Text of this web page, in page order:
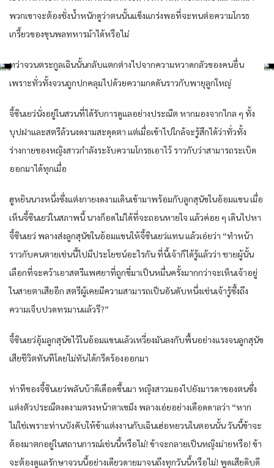
พวกเขาจะต้องชั่งน้ำหนักดูว่าตนนั้นแข็งแกร่งพอที่จะทนต่อความโกรธ
เกรี้ยวของขุนพลทหารม้าได้หรือไม่​
ทว่าจวนตระกูลเฉินนั้นกลับแตกต่างไปจากความหวาดกลัวของคนอื่น
เพราะทั่วทั้งจวนถูกปกคลุมไปด้วยความกดดันราวกับพายุลูกใหญ่
จี้ซินเยว่นั่งอยู่ในสวนที่ได้รับการดูแลอย่างประณีต หากมองจากไกล ๆ ทั้ง
บุปฝาและสตรีล้วนงดงามสะดุดตา แต่เมื่อเข้าไปใกล้จะรู้สึกได้ว่าทั่วทั้ง
ร่างกายของหญิงสาวกำลังระงับความโกรธเอาไว้ ราวกับว่าสามารถระเบิด
ออกมาได้ทุกเมื่อ
ฮูหยินนางหนึ่งซึ่งแต่งกายงดงามเดินเข้ามาพร้อมกับลูกสุนัขในอ้อมแขน เมื่อ
เห็นจี้ซินเยว่ในสภาพนี้ นางก็อดไม่ได้ที่จะถอนหายใจ แล้วค่อย ๆ เดินไปหา
จี้ซินเยว่ พลางส่งลูกสุนัขในอ้อมแขนให้จี้ซินเยว่แทน แล้วเอ่ยว่า “ทำหน้า
ราวกับคนตายเช่นนี้ไปมีประโยชน์อะไรกัน ที่นี้เจ้าก็ได้รู้แล้วว่า ชายผู้นั้น
เลือกที่จะคว้าเอาสตรีแพศยาที่ถูกขี่มาเป็นหมื่นครั้งมากกว่าจะเห็นเจ้าอยู่
ในสายตาเสียอีก สตรีผู้เคยมีความสามารถเป็นอันดับหนึ่งเช่นเจ้ารู้ซึ้งถึง
ความเจ็บปวดทรมานแล้วรึ?”​
จี้ซินเยว่อุ้มลูกสุนัขไว้ในอ้อมแขนแล้วเหวี่ยงมันลงกับพื้นอย่างแรงจนลูกสุนัข
เสียชีวิตทันทีโดยไม่ทันได้กรีดร้องออกมา
ท่าทีของจี้ซินเยว่พลันบ้าดีเดือดขึ้นมา หญิงสาวมองไปยังมารดาของตนซึ่ง
แต่งตัวประณีตงดงามตรงหน้าตาเขม็ง พลางเอ่ยอย่างเดือดดาลว่า “หาก
ไม่ใช่เพราะท่านบังคับให้ข้าแต่งงานกับเฉินเฮ่อหยวนในตอนนั้น วันนี้ข้าจะ
ต้องมาตกอยู่ในสถานการณ์เช่นนี้หรือไม่! ข้าจะกลายเป็นหญิงม่ายหรือ! ข้า
จะต้องดูแลรักษาจวนนี้อย่างเดียวดายมาจนถึงทุกวันนี้หรือไม่! พูดเสียดิบดี